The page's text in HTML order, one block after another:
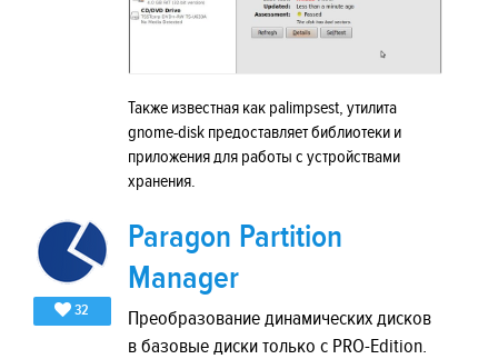
Также известная как palimpsest, утилита
gnome-disk предоставляет библиотеки и
приложения для работы с устройствами
хранения.
32
Paragon Partition
Manager
Преобразование динамических дисков
в базовые диски только с PRO-Edition.